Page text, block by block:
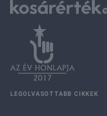
LEGOLVASOTTABB CIKKEK